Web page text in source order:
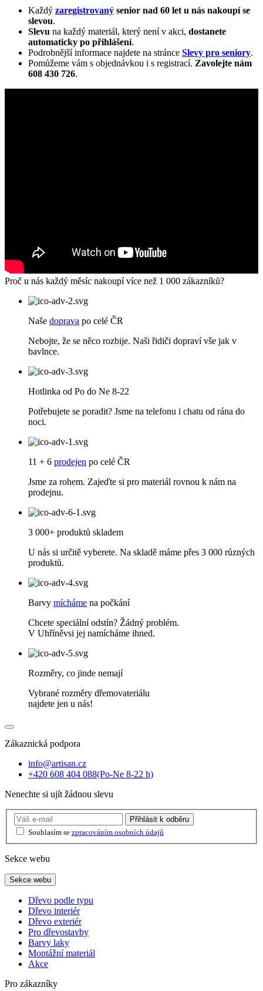
Každý zaregistrovaný senior nad 60 let u nás nakoupí se
slevou.
Slevu na každý materiál, který není v akci, dostanete
automaticky po přihlášení.
Podrobnější informace najdete na stránce Slevy pro seniory.
Pomůžeme vám s objednávkou i s registrací. Zavolejte nám
608 430 726.
Proč u nás každý měsíc nakoupí více než 1 000 zákazníků?
Naše doprava po celé ČR
Nebojte, že se něco rozbije. Naši řidiči dopraví vše jak v
bavlnce.
Hotlinka od Po do Ne 8-22
Potřebujete se poradit? Jsme na telefonu i chatu od rána do
noci.
11 + 6 prodejen po celé ČR
Jsme za rohem. Zajeďte si pro materiál rovnou k nám na
prodejnu.
3 000+ produktů skladem
U nás si určitě vyberete. Na skladě máme přes 3 000 různých
produktů.
Barvy mícháme na počkání
Chcete speciální odstín? Žádný problém.
V Uhříněvsi jej namícháme ihned.
Rozměry, co jinde nemají
Vybrané rozměry dřemovateriálu
najdete jen u nás!
Zákaznická podpora
info@artisan.cz
+420 608 404 088(Po-Ne 8-22 h)
Nenechte si ujít žádnou slevu
Přihlásit k odběru
Souhlasím se zpracováním osobních údajů
Sekce webu
Sekce webu
Dřevo podle typu
Dřevo interiér
Dřevo exteriér
Pro dřevostavby
Barvy laky
Montážní materiál
Akce
Pro zákazníky